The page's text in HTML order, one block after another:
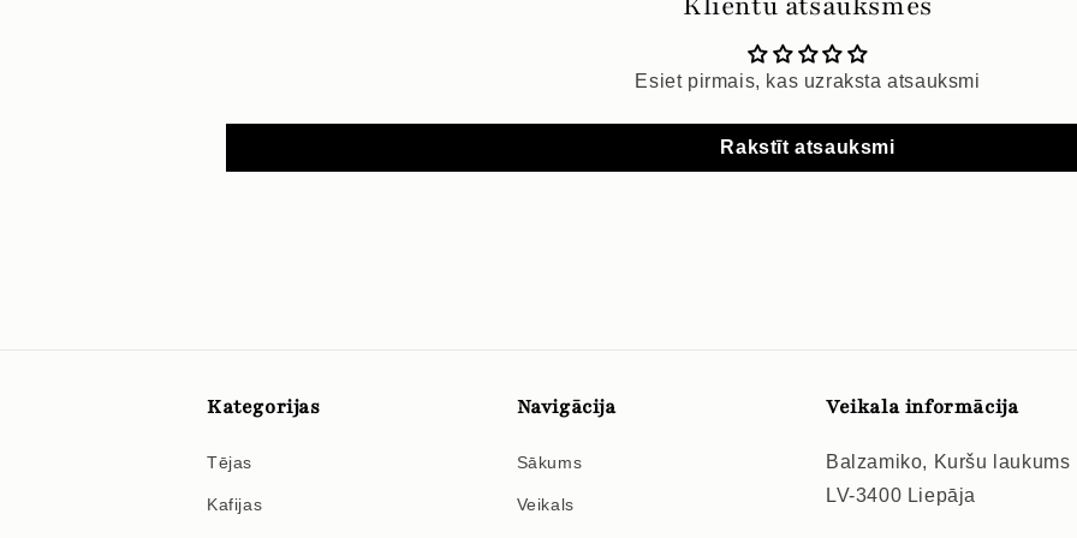
Esiet pirmais, kas uzraksta atsauksmi
Rakstīt atsauksmi
Kategorijas
Tējas
Kafijas
Navigācija
Sākums
Veikals
Veikala informācija
Balzamiko, Kuršu laukums
LV-3400 Liepāja